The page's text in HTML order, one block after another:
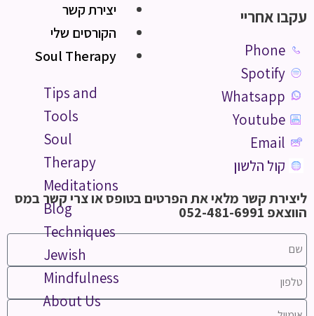
יצירת קשר
הקורסים שלי
Soul Therapy
Tips and
Tools
Soul
Therapy
Meditations
Blog
Techniques
Jewish
Mindfulness
About Us
עקבו אחריי
Phone
Spotify
Whatsapp
Youtube
Email
קול הלשון
ליצירת קשר מלאי את הפרטים בטופס או צרי קשר במס
הווצאפ 052-481-6991